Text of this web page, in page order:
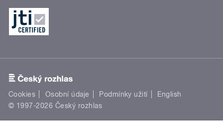
Cookies Osobní údaje Podmínky užití
English
© 1997-2026 Český rozhlas